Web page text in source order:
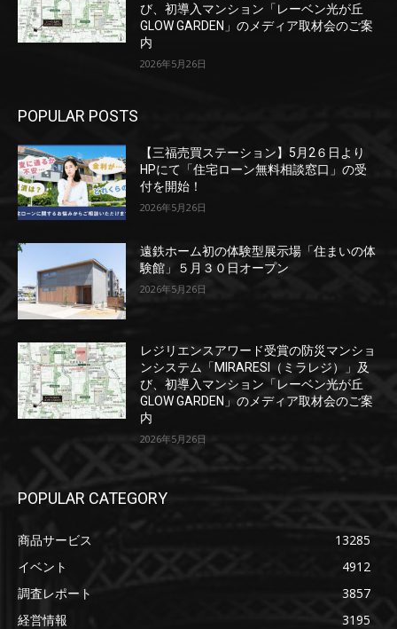
び、初導入マンション「レーベン光が丘
GLOW GARDEN」のメディア取材会のご案
内
2026年5月26日
POPULAR POSTS
【三福売買ステーション】5月2６日より
HPにて「住宅ローン無料相談窓口」の受
付を開始！
2026年5月26日
遠鉄ホーム初の体験型展示場「住まいの体
験館」５月３０日オープン
2026年5月26日
レジリエンスアワード受賞の防災マンショ
ンシステム「MIRARESI（ミラレジ）」及
び、初導入マンション「レーベン光が丘
GLOW GARDEN」のメディア取材会のご案
内
2026年5月26日
POPULAR CATEGORY
商品サービス
13285
イベント
4912
調査レポート
3857
経営情報
3195